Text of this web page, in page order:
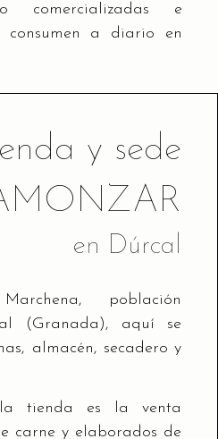
comercializadas e
consumen a diario en
y sede
en Dúrcal
población
(Granada), aquí se
almacén, secadero y
tienda es la venta
carne y elaborados de